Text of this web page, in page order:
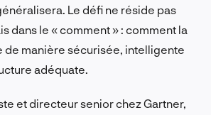
Le défi ne réside pas
dans le « comment » : comment la
manière sécurisée, intelligente
adéquate.
et directeur senior chez Gartner,